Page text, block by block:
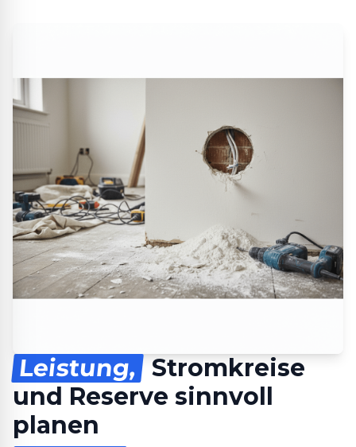
Leistung, Stromkreise
und Reserve sinnvoll
planen